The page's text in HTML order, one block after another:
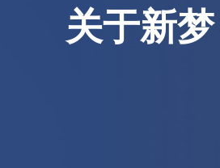
关于新梦